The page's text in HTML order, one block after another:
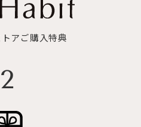
アご購入特典
2